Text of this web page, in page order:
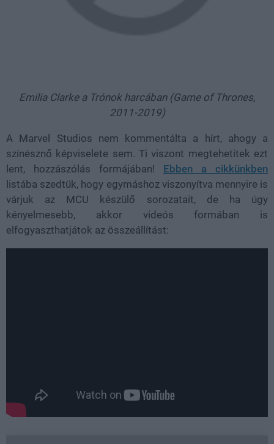
Emilia Clarke a Trónok harcában (Game of Thrones,
2011-2019)
A Marvel Studios nem kommentálta a hírt, ahogy a
színésznő képviselete sem. Ti viszont megtehetitek ezt
lent, hozzászólás formájában! Ebben a cikkünkben
listába szedtük, hogy egymáshoz viszonyítva mennyire is
várjuk az MCU készülő sorozatait, de ha úgy
kényelmesebb, akkor videós formában is
elfogyaszthatjátok az összeállítást: